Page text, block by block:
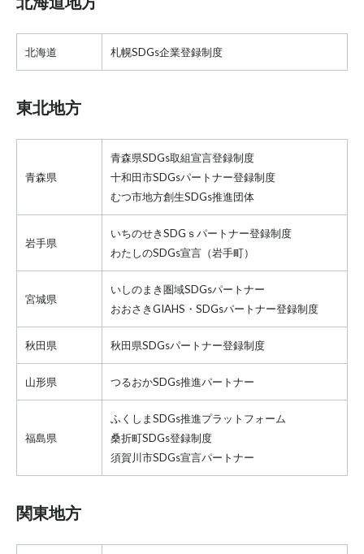
北海道 札幌SDGs企業登録制度
東北地方
青森県
青森県SDGs取組宣言登録制度
十和田市SDGsパートナー登録制度
むつ市地方創生SDGs推進団体
岩手県
いちのせきSDGｓパートナー登録制度
わたしのSDGs宣言 （岩手町）
宮城県
いしのまき圏域SDGsパートナー
おおさきGIAHS・SDGsパートナー登録制度
秋田県 秋田県SDGsパートナー登録制度
山形県 つるおかSDGs推進パートナー
福島県
ふくしまSDGs推進プラットフォーム
桑折町SDGs登録制度
須賀川市SDGs宣言パートナー
関東地方